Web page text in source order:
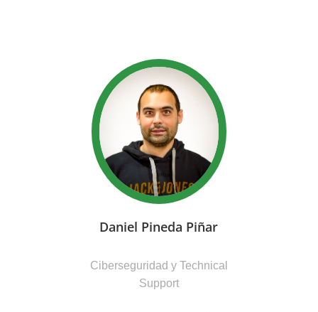
Daniel Pineda Piñar
Ciberseguridad y Technical
Support